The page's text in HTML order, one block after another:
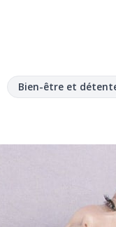
Bien-être et